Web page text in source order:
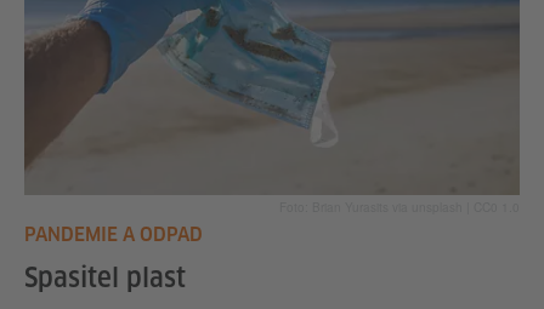
PANDEMIE A ODPAD
Spasitel plast